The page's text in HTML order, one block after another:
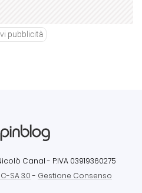
pubblicità
Canal - P.IVA 03919360275
SA 3.0- Gestione Consenso